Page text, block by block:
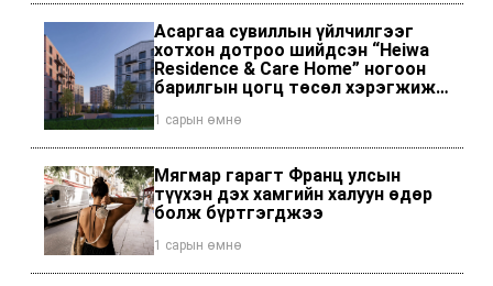
Асаргаа сувиллын үйлчилгээг
хотхон дотроо шийдсэн “Heiwa
Residence & Care Home” ногоон
барилгын цогц төсөл хэрэгжиж
1 сарын өмнө
Мягмар гарагт Франц улсын
түүхэн дэх хамгийн халуун өдөр
болж бүртгэгджээ
1 сарын өмнө